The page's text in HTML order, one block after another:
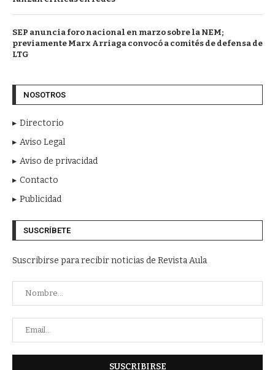
SEP anuncia foro nacional en marzo sobre la NEM;
previamente Marx Arriaga convocó a comités de defensa de
LTG
NOSOTROS
Directorio
Aviso Legal
Aviso de privacidad
Contacto
Publicidad
SUSCRÍBETE
Suscribirse para recibir noticias de Revista Aula